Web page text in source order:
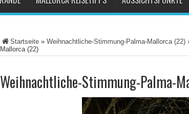
Startseite » Weihnachtliche-Stimmung-Palma-Mallorca (22)
Mallorca (22)
Weihnachtliche-Stimmung-Palma-